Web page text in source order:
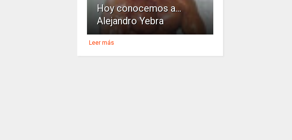
Hoy conocemos a...
Alejandro Yebra
Leer más